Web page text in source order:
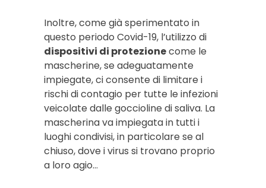
Inoltre, come già sperimentato in
questo periodo Covid-19, l’utilizzo di
dispositivi di protezionecome le
mascherine, se adeguatamente
impiegate, ci consente di limitare i
rischi di contagio per tutte le infezioni
veicolate dalle goccioline di saliva. La
mascherina va impiegata in tutti i
luoghi condivisi, in particolare se al
chiuso, dove i virus si trovano proprio
a loro agio…